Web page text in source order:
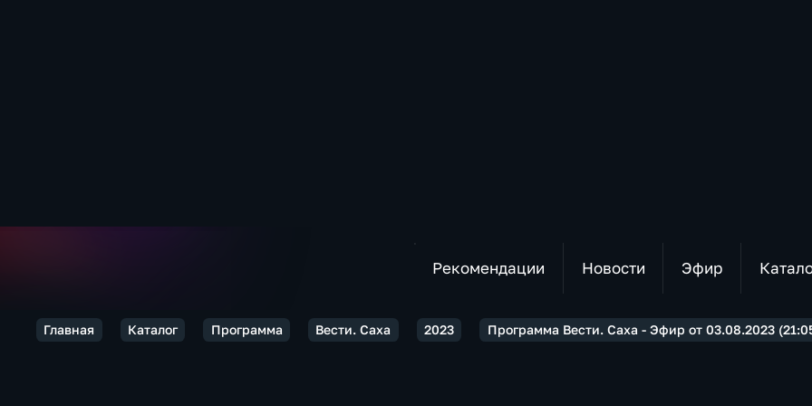
Рекомендации Новости Эфир
Главная Каталог Программа Вести. Саха 2023 Программа Вести. Саха - Эфир от 03.08.2023